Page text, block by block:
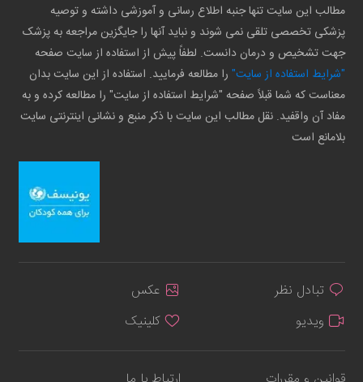
مطالب این سایت تنها جنبه اطلاع رسانی و آموزشی داشته و توصیه
پزشکی تخصصی تلقی نمی شوند و نباید آنها را جایگزین مراجعه به پزشک
جهت تشخیص و درمان دانست. لطفاً پیش از استفاده از سایت صفحه
"شرایط استفاده از سایت" را مطالعه فرمایید. استفاده از این سایت بدان
معناست که شما قبلاً صفحه "شرایط استفاده از سایت" را مطالعه کرده و به
مفاد آن واقفید. نقل مطالب این سایت با ذکر منبع و نشانی اینترنتی سایت
بلامانع است
تبادل نظر
عکس
ویدیو
کلینیک